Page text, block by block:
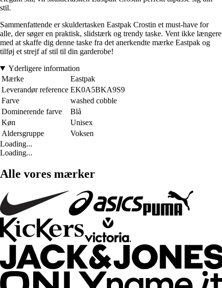
stil.
Sammenfattende er skuldertasken Eastpak Crostin et must-have for
alle, der søger en praktisk, slidstærk og trendy taske. Vent ikke længere
med at skaffe dig denne taske fra det anerkendte mærke Eastpak og
tilføj et strejf af stil til din garderobe!
Yderligere information
Mærke
Eastpak
Leverandør reference EK0A5BKA9S9
Farve
washed cobble
Dominerende farve
Blå
Køn
Unisex
Aldersgruppe
Voksen
Loading...
Loading...
Alle vores mærker